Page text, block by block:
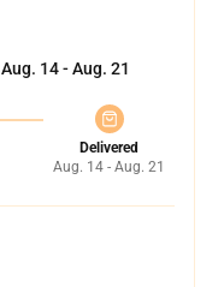
Aug. 14 - Aug. 21
Delivered
Aug. 14 - Aug. 21